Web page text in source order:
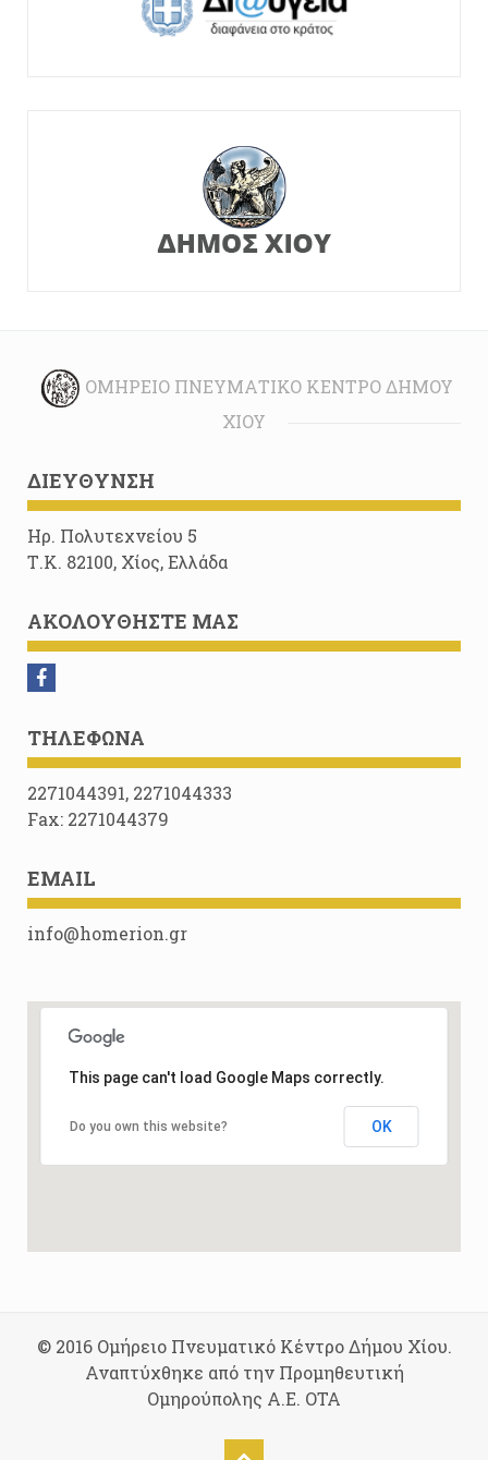
ΟΜΉΡΕΙΟ ΠΝΕΥΜΑΤΙΚΌ ΚΈΝΤΡΟ ΔΉΜΟΥ
ΧΊΟΥ
ΔΙΕΎΘΥΝΣΗ
Ηρ. Πολυτεχνείου 5
Τ.Κ. 82100, Χίος, Ελλάδα
ΑΚΟΛΟΥΘΉΣΤΕ ΜΑΣ
ΤΗΛΈΦΩΝΑ
2271044391, 2271044333
Fax: 2271044379
EMAIL
info@homerion.gr
This page can't load Google Maps correctly.
Do you own this website? OK
© 2016 Ομήρειο Πνευματικό Κέντρο Δήμου Χίου.
Αναπτύχθηκε από την Προμηθευτική
Ομηρούπολης Α.Ε. ΟΤΑ